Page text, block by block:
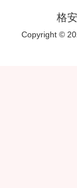
格
Copyright ©